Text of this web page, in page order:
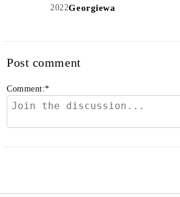
2022Georgiewa
Post comment
Comment:*